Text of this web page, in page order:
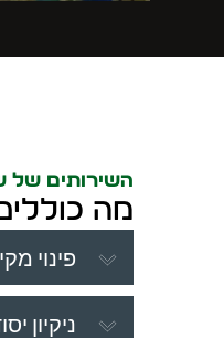
השירותים של
מה כוללים
פינוי
ניקיון